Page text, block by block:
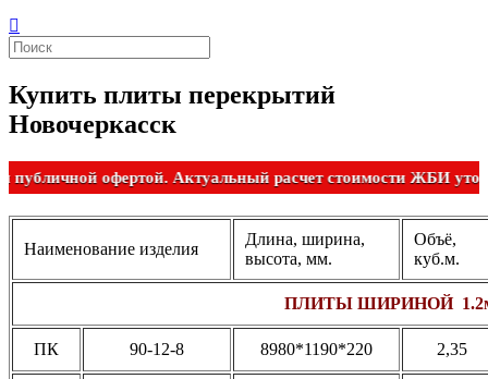
Купить плиты перекрытий
Новочеркасск
публичной офертой. Актуальный расчет стоимости
Наименование изделия
Длина, ширина,
высота, мм.
Объё,
куб.м.
ПЛИТЫ ШИРИНОЙ
ПК 90-12-8 8980*1190*220 2,35